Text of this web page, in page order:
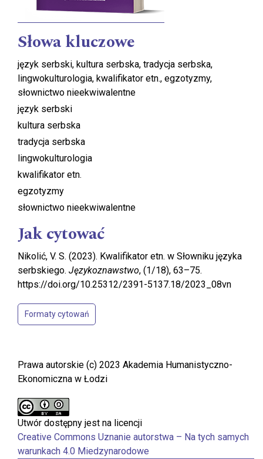
Słowa kluczowe
język serbski, kultura serbska, tradycja serbska,
lingwokulturologia, kwalifikator etn., egzotyzmy,
słownictwo nieekwiwalentne
język serbski
kultura serbska
tradycja serbska
lingwokulturologia
kwalifikator etn.
egzotyzmy
słownictwo nieekwiwalentne
Jak cytować
Nikolić, V. S. (2023). Kwalifikator etn. w Słowniku języka
serbskiego. Językoznawstwo, (1/18), 63–75.
https://doi.org/10.25312/2391-5137.18/2023_08vn
Formaty cytowań
Prawa autorskie (c) 2023 Akademia Humanistyczno-
Ekonomiczna w Łodzi
Utwór dostępny jest na licencji
Creative Commons Uznanie autorstwa – Na tych samych
warunkach 4.0 Miedzynarodowe